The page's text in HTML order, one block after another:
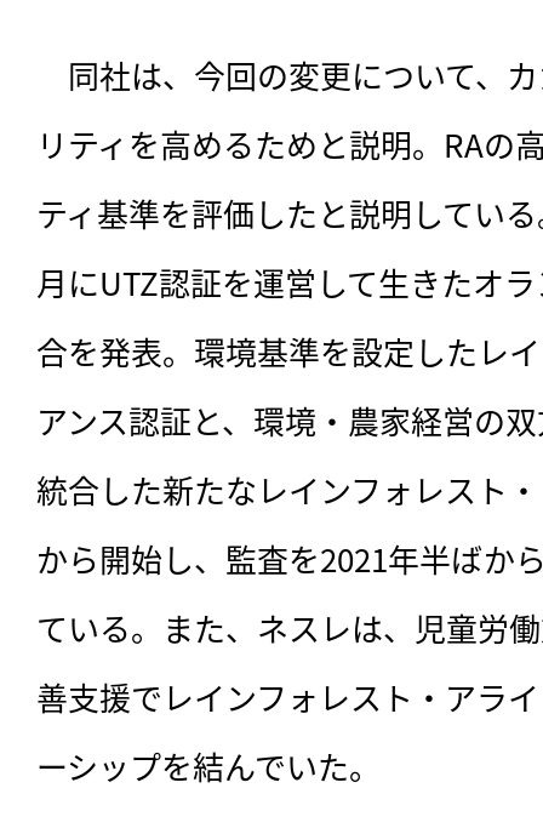
同社は、 今回の変更について、
リティを高めるためと説明。RAの
ティ基準を評価したと説明してい
月にUTZ認証を運営して生きたオ
合を発表。環境基準を設定したレ
アンス認証と、環境・農家経営の
統合した新たなレインフォレスト
から開始し、監査を2021年半ばか
ている。また、ネスレは、児童労
善支援でレインフォレスト・アラ
ーシップを結んでいた。